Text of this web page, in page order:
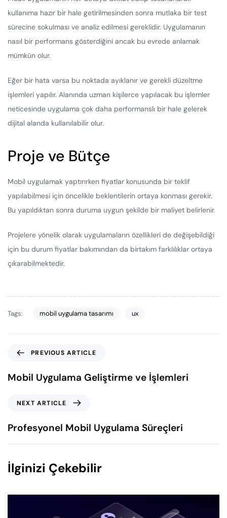
kullanıma hazır bir hale getirilmesinden sonra mutlaka bir test
sürecine sokulması ve analiz edilmesi gereklidir. Uygulamanın
nasıl bir performans gösterdiğini ancak bu evrede anlamak
mümkün olur.
Eğer bir hata varsa bu noktada ayıklanır ve gerekli düzeltme
işlemleri yapılır. Alanında uzman kişilerce yapılacak bu işlemler
neticesinde uygulama çok daha performanslı bir hale gelerek
dijital alanda kullanılabilir olur.
Proje ve Bütçe
Mobil uygulamak yaptırırken fiyatlar konusunda bir teklif
yapılabilmesi için öncelikle beklentilerin ortaya konması gerekir.
Bu yapıldıktan sonra duruma uygun şekilde bir maliyet belirlenir.
Projelere yönelik olarak uygulamaların özellikleri de değişebildiği
için bu durum fiyatlar bakımından da birtakım farklılıklar ortaya
çıkarabilmektedir.
Tags: mobil uygulama tasarımı ux
PREVIOUS ARTICLE
Mobil Uygulama Geliştirme ve İşlemleri
NEXT ARTICLE
Profesyonel Mobil Uygulama Süreçleri
İlginizi Çekebilir